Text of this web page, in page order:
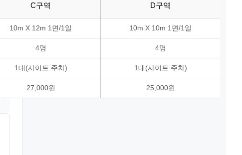
C구역 D구역
10m X 12m 1면/1일 10m X 10m 1면/1일
4명 4명
1대(사이트 주차) 1대(사이트 주차)
27,000원 25,000원